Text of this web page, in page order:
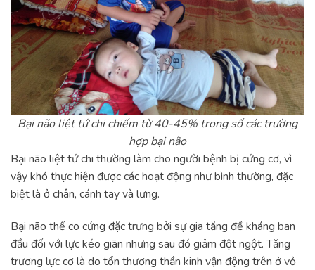
Bại não liệt tứ chi chiếm từ 40-45% trong số các trường
hợp bại não
Bại não liệt tứ chi thường làm cho người bệnh bị cứng cơ, vì
vậy khó thực hiện được các hoạt động như bình thường, đặc
biệt là ở chân, cánh tay và lưng.
Bại não thể co cứng đặc trưng bởi sự gia tăng đề kháng ban
đầu đối với lực kéo giãn nhưng sau đó giảm đột ngột. Tăng
trương lực cơ là do tổn thương thần kinh vận động trên ở vỏ